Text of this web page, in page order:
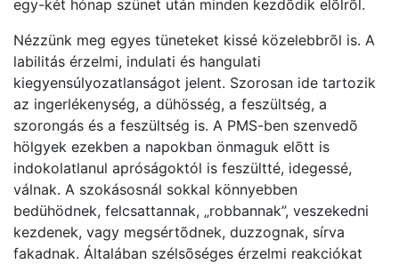
egy-két hónap szünet után minden kezdõdik elõlrõl.
Nézzünk meg egyes tüneteket kissé közelebbrõl is. A
labilitás érzelmi, indulati és hangulati
kiegyensúlyozatlanságot jelent. Szorosan ide tartozik
az ingerlékenység, a dühösség, a feszültség, a
szorongás és a feszültség is. A PMS-ben szenvedõ
hölgyek ezekben a napokban önmaguk elõtt is
indokolatlanul apróságoktól is feszültté, idegessé,
válnak. A szokásosnál sokkal könnyebben
bedühödnek, felcsattannak, „robbannak”, veszekedni
kezdenek, vagy megsértõdnek, duzzognak, sírva
fakadnak. Általában szélsõséges érzelmi reakciókat